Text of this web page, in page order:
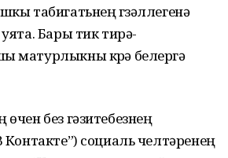
табигатьнең гүзәллегенә
Бары тик тирә-
матурлыкны күрә белергә
без гәзитебезнең
Контакте”) социаль челтәренең